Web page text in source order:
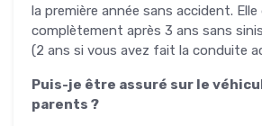
la première année sans accident.
complètement après 3 ans sans
(2 ans si vous avez fait la conduite
Puis-je être assuré sur le
parents ?